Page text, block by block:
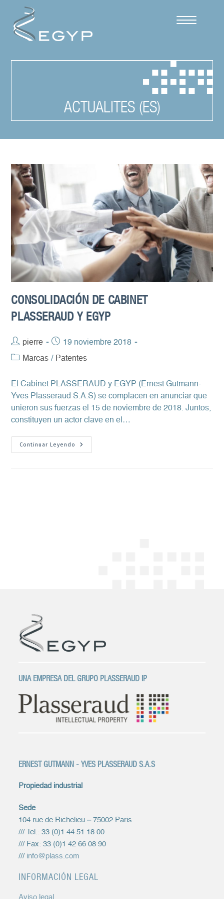
ACTUALITES (ES)
CONSOLIDACIÓN DE CABINET
PLASSERAUD Y EGYP
Autor
de
pierre
Publicación
de
19 noviembre 2018
Categoría
la
entrada:
Marcas / Patentes
El Cabinet PLASSERAUD y EGYP (Ernest Gutmann-
Yves Plasseraud S.A.S) se complacen en anunciar que
unieron sus fuerzas el 15 de noviembre de 2018. Juntos,
constituyen un actor clave en el…
Continuar Leyendo
Consolidación
De
UNA EMPRESA DEL GRUPO PLASSERAUD IP
ERNEST GUTMANN - YVES PLASSERAUD S.A.S
Propiedad industrial
Sede
104 rue de Richelieu – 75002 Paris
/// Tel.: 33 (0)1 44 51 18 00
/// Fax: 33 (0)1 42 66 08 90
/// info@plass.com
INFORMACIÓN LEGAL
Aviso legal
Cookies management panel